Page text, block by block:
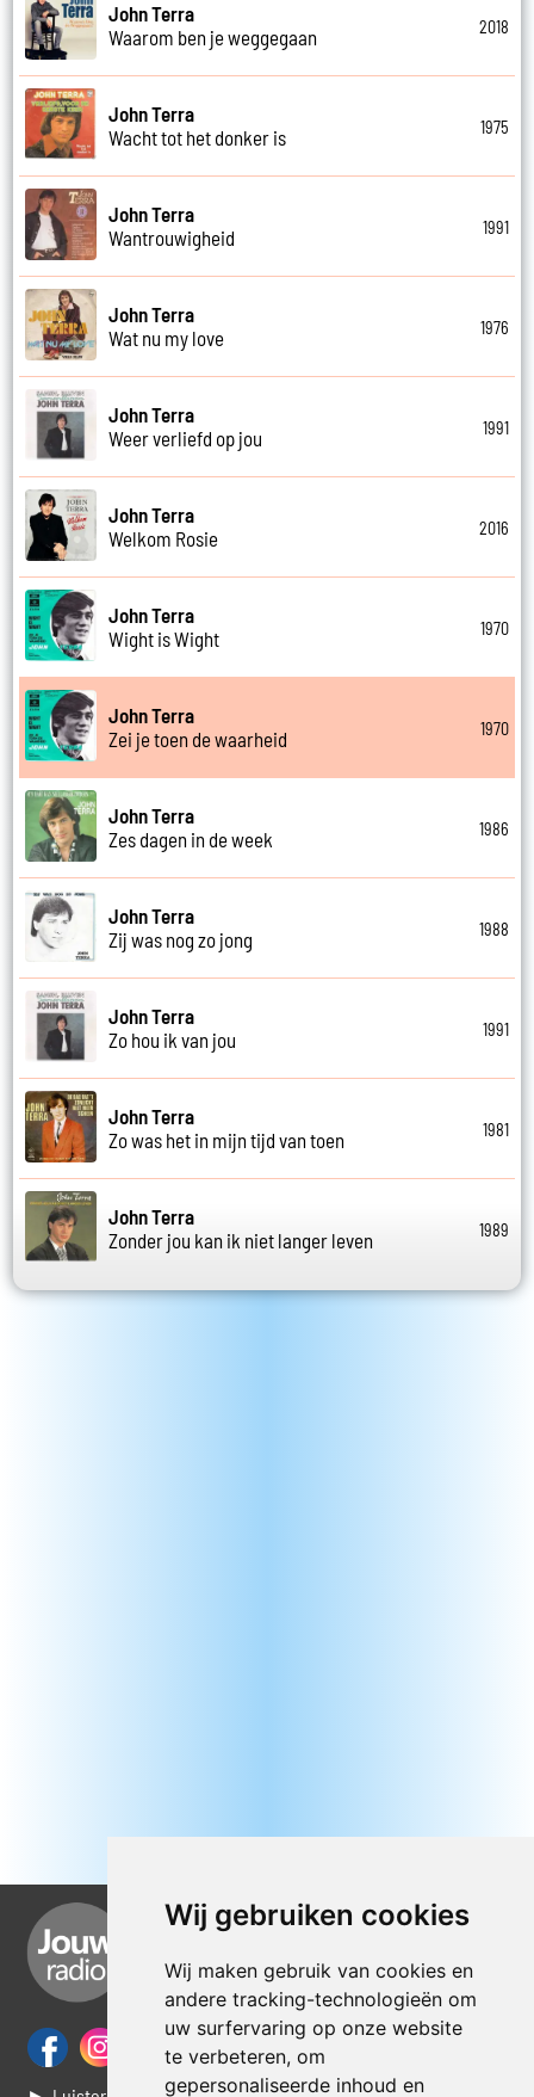
Wij gebruiken cookies
Wij maken gebruik van cookies en
andere tracking-technologieën om
uw surfervaring op onze website
te verbeteren, om
gepersonaliseerde inhoud en
John Terra
Waarom ben je weggegaan
2018
John Terra
Wacht tot het donker is
1975
John Terra
Wantrouwigheid
1991
John Terra
Wat nu my love
1976
John Terra
Weer verliefd op jou
1991
John Terra
Welkom Rosie
2016
John Terra
Wight is Wight
1970
John Terra
Zei je toen de waarheid
1970
John Terra
Zes dagen in de week
1986
John Terra
Zij was nog zo jong
1988
John Terra
Zo hou ik van jou
1991
John Terra
Zo was het in mijn tijd van toen
1981
John Terra
Zonder jou kan ik niet langer leven
1989